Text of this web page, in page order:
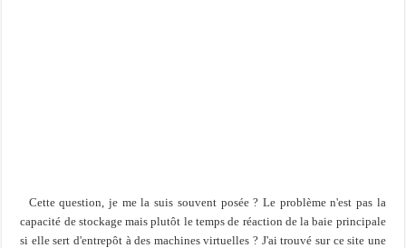
Cette question, je me la suis souvent posée ? Le problème n'est pas la
capacité de stockage mais plutôt le temps de réaction de la baie principale
si elle sert d'entrepôt à des machines virtuelles ? J'ai trouvé sur ce site une